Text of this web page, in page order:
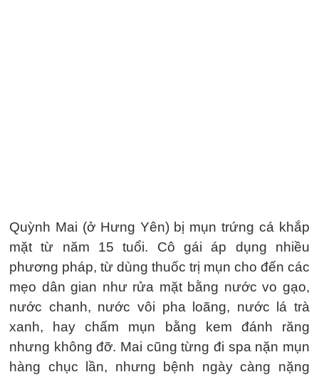
Quỳnh Mai (ở Hưng Yên) bị mụn trứng cá khắp
mặt từ năm 15 tuổi. Cô gái áp dụng nhiều
phương pháp, từ dùng thuốc trị mụn cho đến các
mẹo dân gian như rửa mặt bằng nước vo gạo,
nước chanh, nước vôi pha loãng, nước lá trà
xanh, hay chấm mụn bằng kem đánh răng
nhưng không đỡ. Mai cũng từng đi spa nặn mụn
hàng chục lần, nhưng bệnh ngày càng nặng